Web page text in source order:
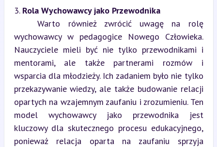
3. Rola Wychowawcy jako Przewodnika
   Warto również zwrócić uwagę na rolę
wychowawcy w pedagogice Nowego Człowieka.
Nauczyciele mieli być nie tylko przewodnikami i
mentorami, ale także partnerami rozmów i
wsparcia dla młodzieży. Ich zadaniem było nie tylko
przekazywanie wiedzy, ale także budowanie relacji
opartych na wzajemnym zaufaniu i zrozumieniu. Ten
model wychowawcy jako przewodnika jest
kluczowy dla skutecznego procesu edukacyjnego,
ponieważ relacja oparta na zaufaniu sprzyja